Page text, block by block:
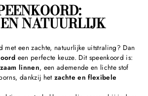
NATUURLIJK
met een zachte, natuurlijke uitstraling? Dan
een perfecte keuze. Dit speenkoord is:
linnen, een ademende en lichte stof
dankzij het zachte en flexibele